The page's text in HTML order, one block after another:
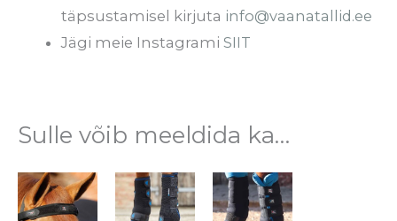
täpsustamisel kirjuta info@vaanatallid.ee
Jägi meie InstagramiSIIT
Sulle võib meeldida ka…
Sellel
tootel
Sellel
tootel